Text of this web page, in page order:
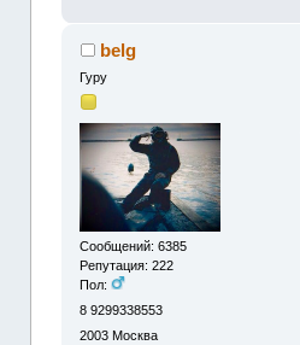
belg
Гуру
Сообщений: 6385
Репутация: 222
Пол:
8 9299338553
2003 Москва